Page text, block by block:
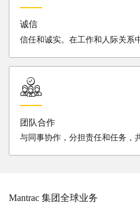
诚信
信任和诚实。在工作和人际关系
团队合作
与同事协作，分担责任和任务，
Mantrac 集团全球业务